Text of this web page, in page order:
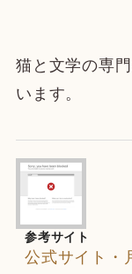
猫と文学の専
います。
参考サイト
公式サイト・